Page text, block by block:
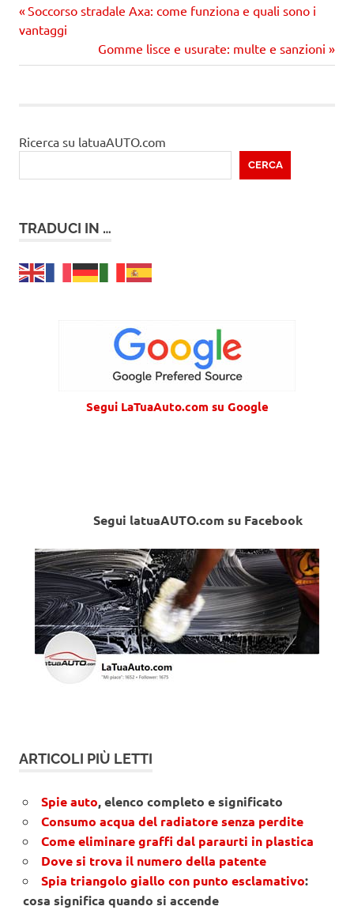
Navigazione
Precedente
articolo:
Soccorso stradale Axa: come funziona e quali sono i
vantaggi
Prossimo
articolo
Gomme lisce e usurate: multe e sanzioni
Ricerca su latuaAUTO.com
CERCA
TRADUCI IN …
Segui LaTuaAuto.com su Google
Segui latuaAUTO.com su Facebook
ARTICOLI PIÙ LETTI
Spie auto, elenco completo e significato
Consumo acqua del radiatore senza perdite
Come eliminare graffi dal paraurti in plastica
Dove si trova il numero della patente
Spia triangolo giallo con punto esclamativo:
cosa significa quando si accende